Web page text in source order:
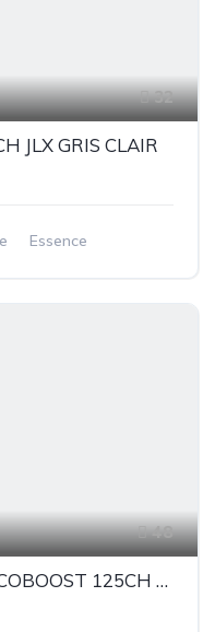
32
JLX GRIS CLAIR
Essence
48
FORD ECOSPORT (2) 1.0 ECOBOOST 125CH ST-LINE BM6